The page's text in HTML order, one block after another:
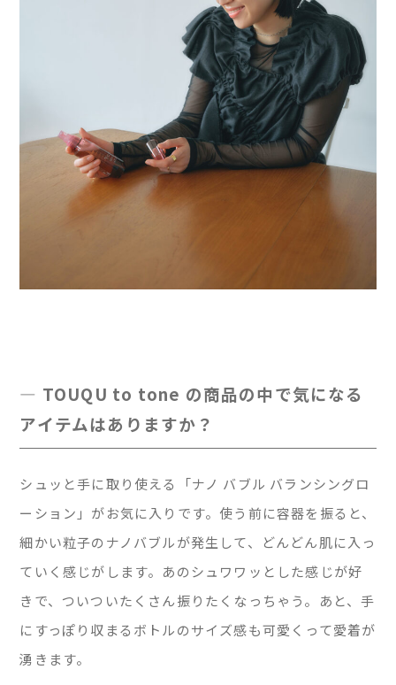
— TOUQU to tone の商品の中で気になる
アイテムはありますか？
シュッと手に取り使える「ナノ バブル バランシングロ
ーション」がお気に入りです。使う前に容器を振ると、
細かい粒子のナノバブルが発生して、どんどん肌に入っ
ていく感じがします。あのシュワワッとした感じが好
きで、ついついたくさん振りたくなっちゃう。あと、手
にすっぽり収まるボトルのサイズ感も可愛くって愛着が
湧きます。